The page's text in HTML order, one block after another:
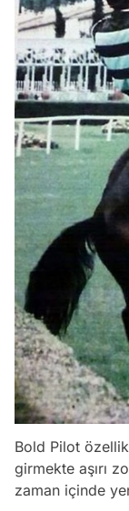
Bold Pilot
girmekte aşırı
zaman içinde